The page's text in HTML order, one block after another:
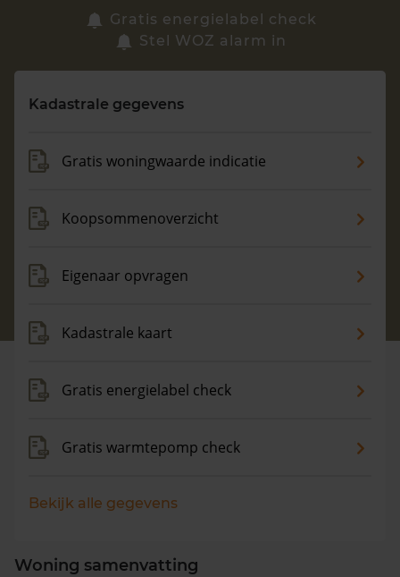
Vragen? Neem contact met ons op
088 220 4200
Gratis energielabel check
Stel WOZ alarm in
Kadastrale gegevens
Gratis woningwaarde indicatie
Koopsommenoverzicht
Eigenaar opvragen
Kadastrale kaart
Gratis energielabel check
Gratis warmtepomp check
Bekijk alle gegevens
Woning samenvatting